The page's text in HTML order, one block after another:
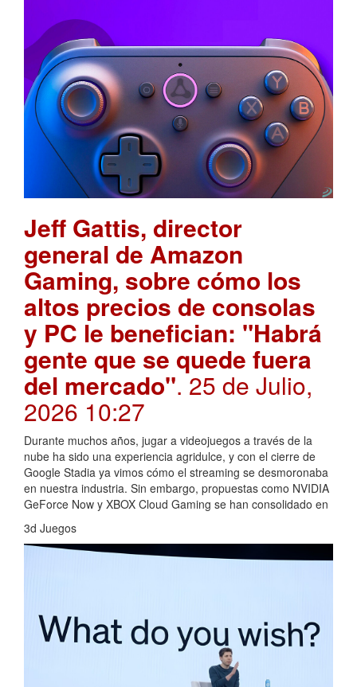
Jeff Gattis, director
general de Amazon
Gaming, sobre cómo los
altos precios de consolas
y PC le benefician: "Habrá
gente que se quede fuera
del mercado". 25 de Julio,
2026 10:27
Durante muchos años, jugar a videojuegos a través de la
nube ha sido una experiencia agridulce, y con el cierre de
Google Stadia ya vimos cómo el streaming se desmoronaba
en nuestra industria. Sin embargo, propuestas como NVIDIA
GeForce Now y XBOX Cloud Gaming se han consolidado en
3d Juegos